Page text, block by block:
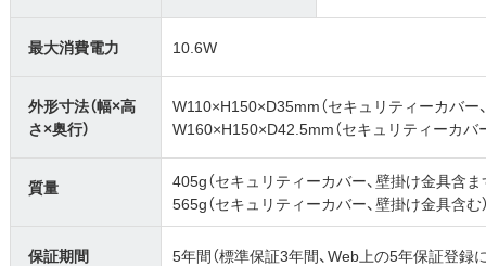
最大消費電力 10.6W
外形寸法（幅×高
さ×奥行）
W110×H150×D35mm（セキュリティーカバー
W160×H150×D42.5mm（セキュリティーカバ
質量
405g（セキュリティーカバー、壁掛け金具含ま
565g（セキュリティーカバー、壁掛け金具含む
保証期間 5年間（標準保証3年間、Web上の5年保証登録